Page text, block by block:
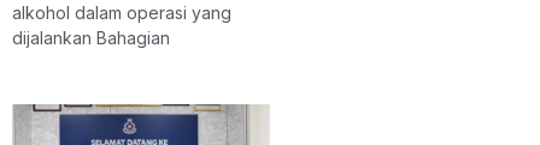
alkohol dalam operasi yang
dijalankan Bahagian